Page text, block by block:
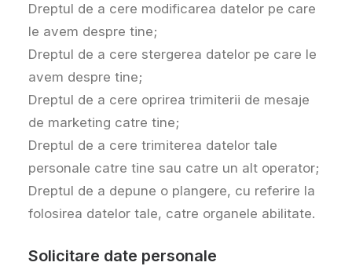
Dreptul de a cere modificarea datelor pe care
le avem despre tine;
Dreptul de a cere stergerea datelor pe care le
avem despre tine;
Dreptul de a cere oprirea trimiterii de mesaje
de marketing catre tine;
Dreptul de a cere trimiterea datelor tale
personale catre tine sau catre un alt operator;
Dreptul de a depune o plangere, cu referire la
folosirea datelor tale, catre organele abilitate.
Solicitare date personale